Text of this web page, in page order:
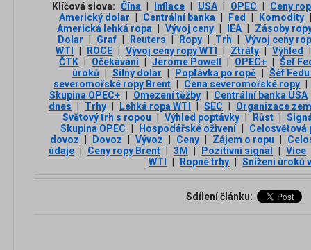
Klíčová slova: Čína Inflace USA OPEC
Ceny
Americký dolar
Centrální banka Fed Komodity
Americká lehká ropa
Vývoj ceny IEA
Zásoby
Dolar
Graf Reuters Ropy Trh
Vývoj ceny
WTI
ROCE Vývoj ceny ropy WTI Ztráty Výhled
ČTK
Očekávání Jerome Powell OPEC+
Šéf
úroků
Silný dolar Poptávka po ropě
Šéf
severomořské ropy Brent
Cena severomořské ropy
Skupina OPEC+
Omezení těžby
Centrální banka USA
dnes
Trhy Lehká ropa WTI SEC
Organizace
Světový trh s ropou
Výhled poptávky Růst
Skupina OPEC
Hospodářské oživení
Celosvětová
dovoz
Dovoz Vývoz Ceny Zájem o ropu
údaje
Ceny ropy Brent 3М Pozitivní signál
Vice
WTI
Ropné trhy Snížení úroků
Sdílení článku: